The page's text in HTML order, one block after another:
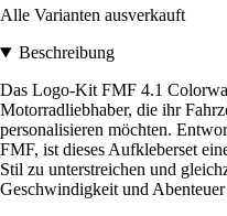
Alle Varianten ausverkauft
Beschreibung
Das Logo-Kit FMF 4.1
Motorradliebhaber, die ihr
personalisieren möchten.
FMF, ist dieses Aufkleberset
Stil zu unterstreichen und
Geschwindigkeit und Abenteuer